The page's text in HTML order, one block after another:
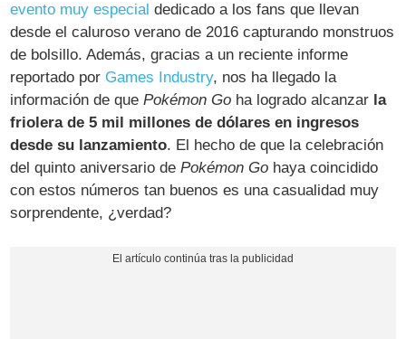
evento muy especial dedicado a los fans que llevan
desde el caluroso verano de 2016 capturando monstruos
de bolsillo. Además, gracias a un reciente informe
reportado por Games Industry, nos ha llegado la
información de quePokémon Go ha logrado alcanzar la
friolera de 5 mil millones de dólares en ingresos
desde su lanzamiento. El hecho de que la celebración
del quinto aniversario dePokémon Go haya coincidido
con estos números tan buenos es una casualidad muy
sorprendente, ¿verdad?